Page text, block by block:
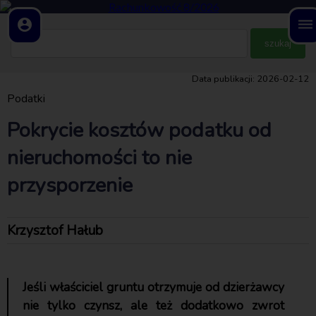
account_circle dehaze
Data publikacji: 2026-02-12
Podatki
Pokrycie kosztów podatku od
nieruchomości to nie
przysporzenie
Krzysztof Hałub
Jeśli właściciel gruntu otrzymuje od dzierżawcy
nie tylko czynsz, ale też dodatkowo zwrot